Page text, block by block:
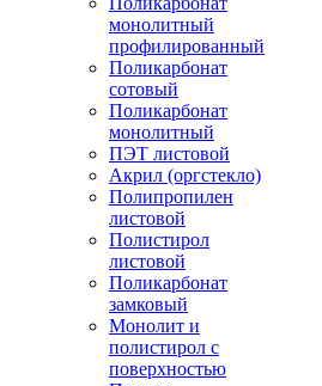
монолитный
профилированный
Поликарбонат
сотовый
Поликарбонат
монолитный
ПЭТ листовой
Акрил (оргстекло)
Полипропилен
листовой
Полистирол
листовой
Поликарбонат
замковый
Монолит и
полистирол с
поверхностью